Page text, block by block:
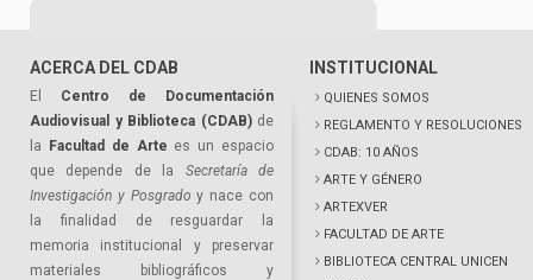
ACERCA DEL CDAB
El Centro de Documentación
Audiovisual y Biblioteca (CDAB)de
la
Facultad de Arte es un espacio
que depende de la Secretaría de
Investigación y Posgrado y nace con
la finalidad de resguardar la
memoria institucional y preservar
materiales bibliográficos y
INSTITUCIONAL
QUIENES SOMOS
REGLAMENTO Y RESOLUCIONES
CDAB: 10 AÑOS
ARTE Y GÉNERO
ARTEXVER
FACULTAD DE ARTE
BIBLIOTECA CENTRAL UNICEN